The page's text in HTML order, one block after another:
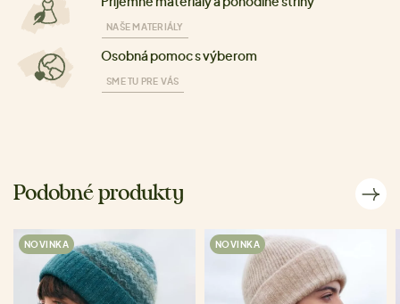
NAŠE MATERIÁLY
Osobná pomoc s výberom
SME TU PRE VÁS
Podobné produkty
NOVINKA NOVINKA